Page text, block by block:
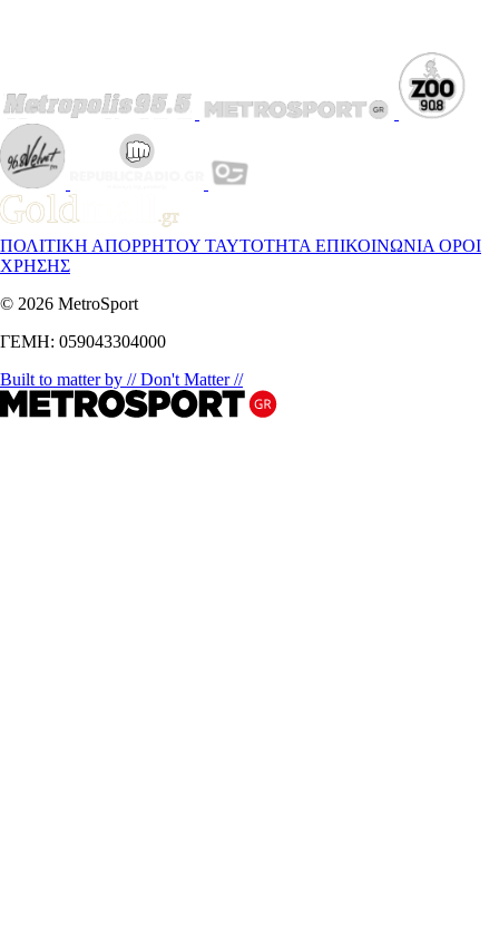
ΠΟΛΙΤΙΚΗ ΑΠΟΡΡΗΤΟΥ ΤΑΥΤΟΤΗΤΑ ΕΠΙΚΟΙΝΩΝΙΑ ΟΡΟΙ
ΧΡΗΣΗΣ
© 2026 MetroSport
ΓΕΜΗ: 059043304000
Built to matter by // Don't Matter //